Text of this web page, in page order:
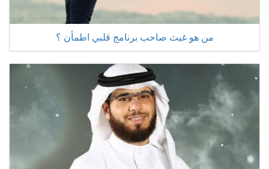
من هو غيث صاحب برنامج قلبي اطمأن ؟